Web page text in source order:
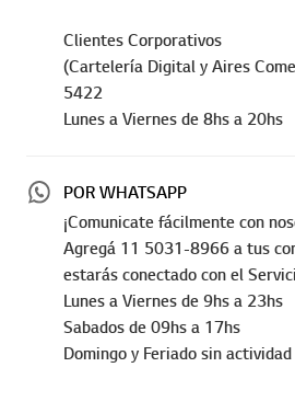
Clientes Corporativos
(Cartelería Digital y Aires
5422
Lunes a Viernes de 8hs a 20hs
POR WHATSAPP
¡Comunicate fácilmente con
Agregá 11 5031-8966 a tus
estarás conectado con el
Lunes a Viernes de 9hs a 23hs
Sabados de 09hs a 17hs
Domingo y Feriado sin actividad